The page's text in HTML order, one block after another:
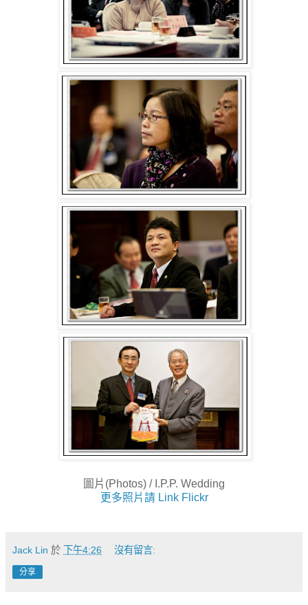
圖片(Photos) / I.P.P. Wedding
更多照片請 Link Flickr
Jack Lin 於 下午4:26 沒有留言:
分享